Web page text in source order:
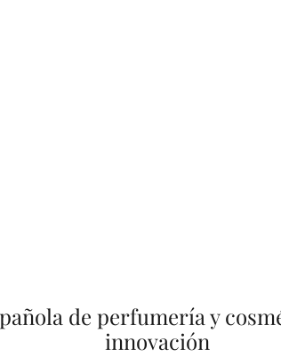
de perfumería y
innovación